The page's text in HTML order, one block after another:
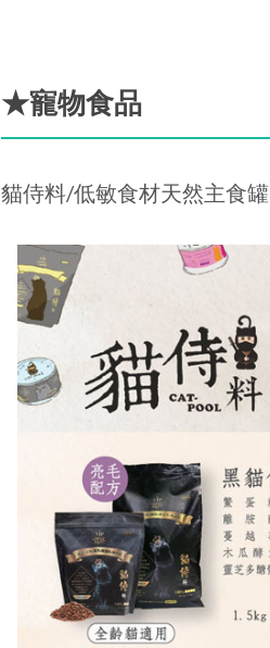
★寵物食品
貓侍料/低敏食材天然主食罐